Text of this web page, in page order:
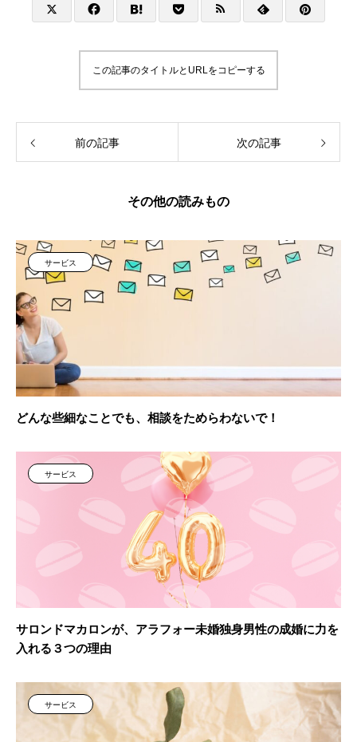
この記事のタイトルとURLをコピーする
前の記事 次の記事
その他の読みもの
サービス
どんな些細なことでも、相談をためらわないで！
サービス
サロンドマカロンが、アラフォー未婚独身男性の成婚に力を
入れる３つの理由
サービス